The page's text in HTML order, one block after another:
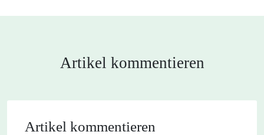
Artikel kommentieren
Artikel kommentieren